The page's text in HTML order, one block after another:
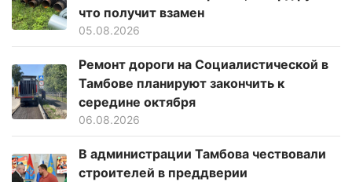
что получит взамен
05.08.2026
Ремонт дороги на Социалистической в
Тамбове планируют закончить к
середине октября
06.08.2026
В администрации Тамбова чествовали
строителей в преддверии